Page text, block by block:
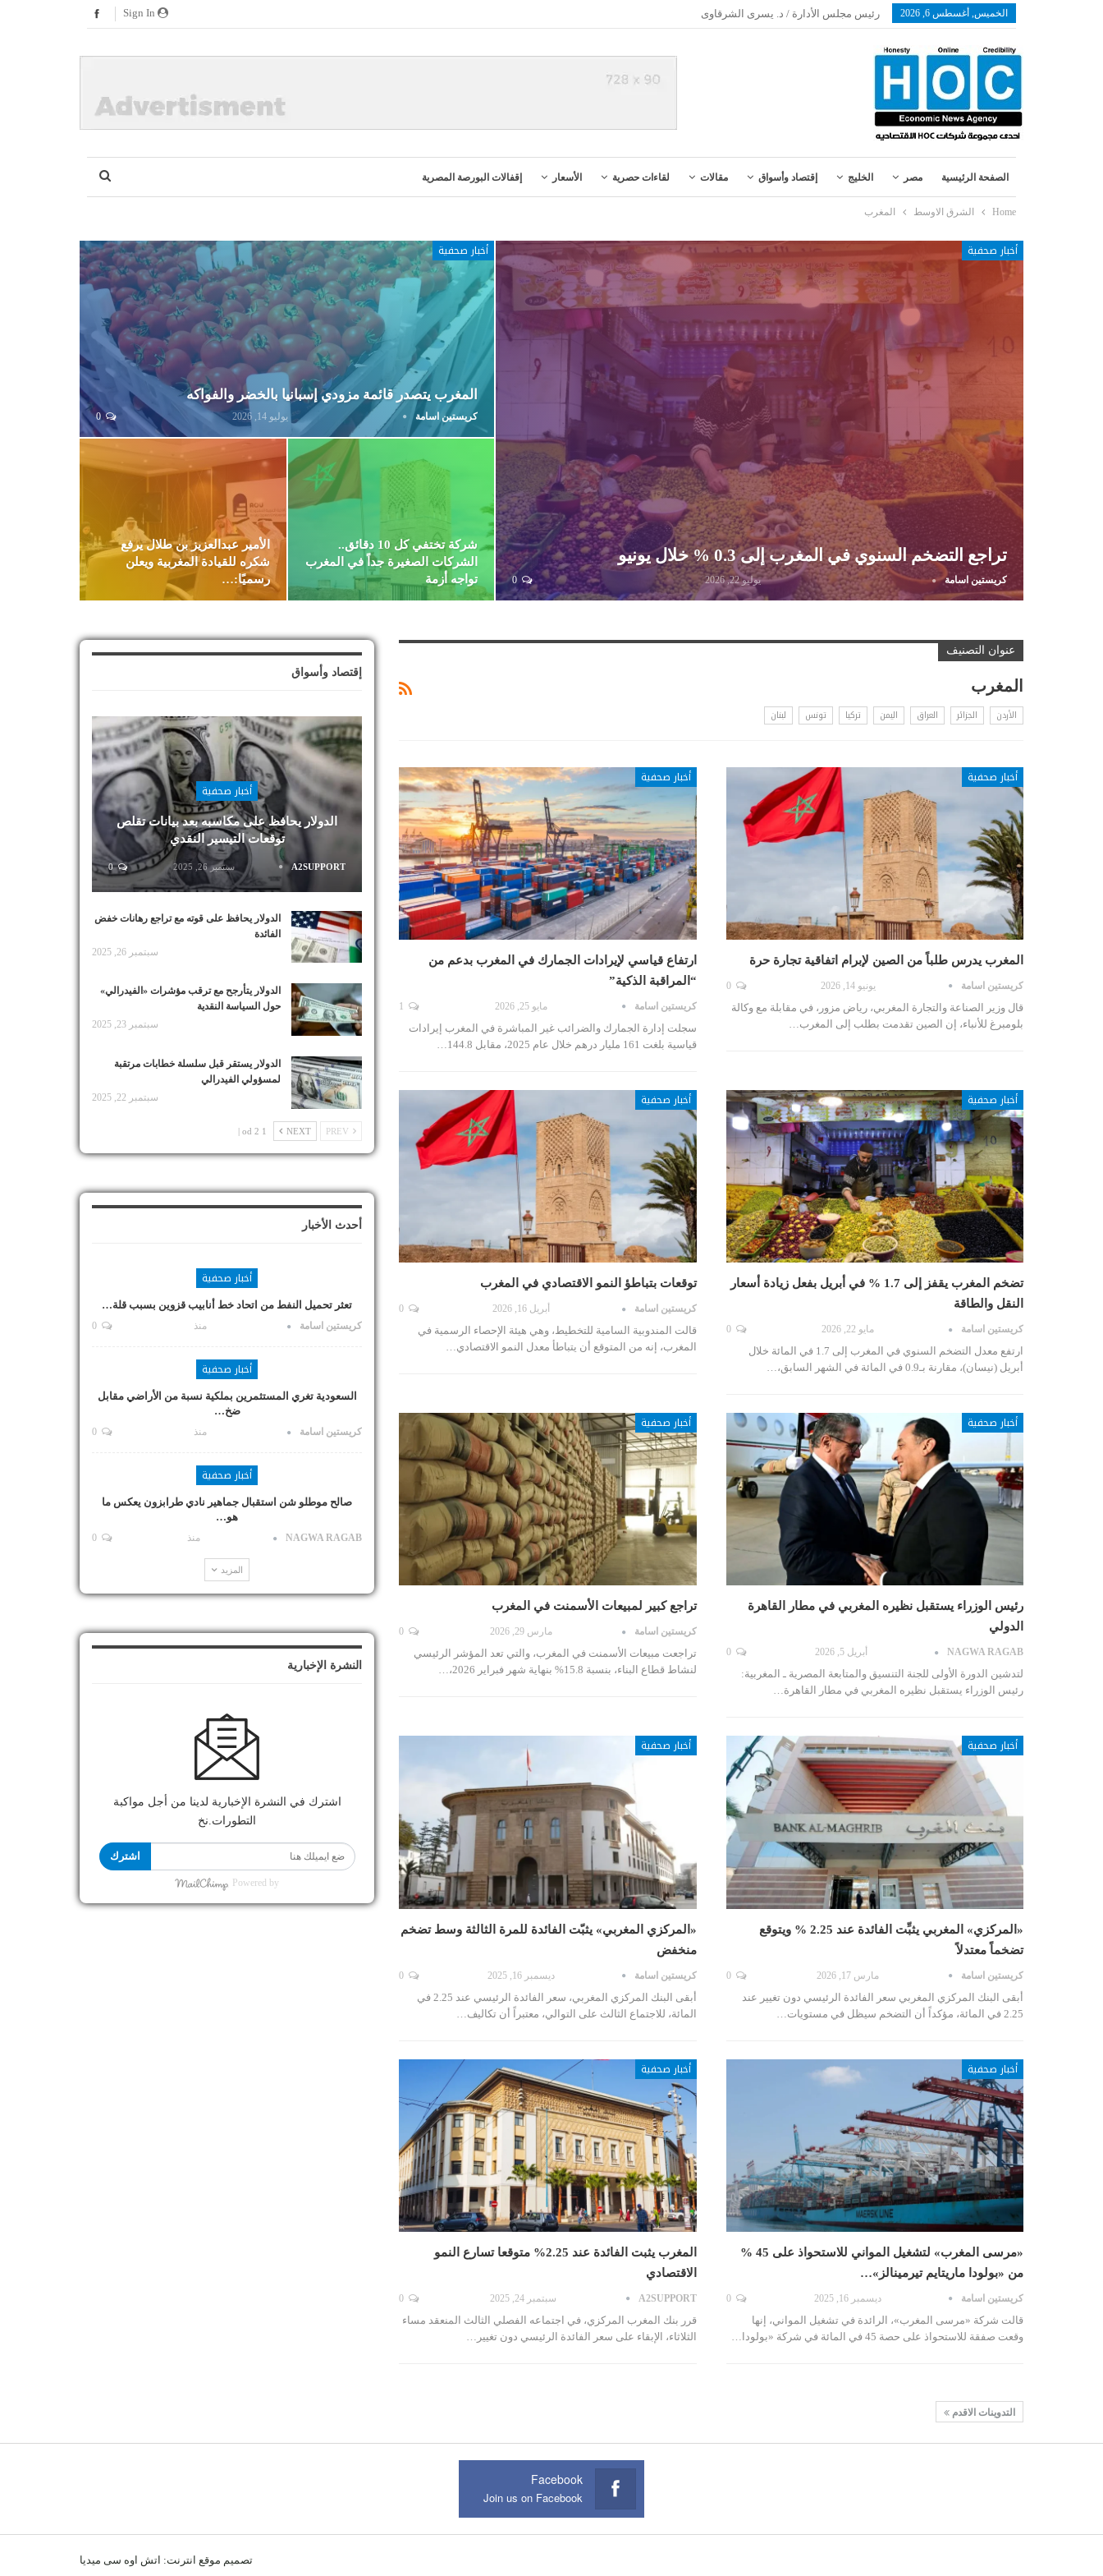
الخميس, أغسطس 6, 2026 رئيس مجلس الأدارة / د. يسرى الشرقاوى
الصفحة الرئيسية مصر الخليج إقتصاد وأسواق مقالات لقاءات حصرية الأسعار إقفالات البورصة المصرية
Home الشرق الاوسط المغرب
أخبار صحفية
تراجع التضخم السنوي في المغرب إلى 0.3 % خلال يونيو
كريستين اسامة يوليو 22, 2026
أخبار صحفية
المغرب يتصدر قائمة مزودي إسبانيا بالخضر والفواكه
كريستين اسامة يوليو 14, 2026
شركة تختفي كل 10 دقائق..
الشركات الصغيرة جداً في المغرب
تواجه أزمة
الأمير عبدالعزيز بن طلال يرفع
شكره للقيادة المغربية ويعلن
رسميًا:…
عنوان التصنيف
المغرب
الأردن الجزائر العراق اليمن تركيا تونس لبنان
أخبار صحفية
المغرب يدرس طلباً من الصين لإبرام اتفاقية تجارة حرة
كريستين اسامة يونيو 14, 2026 0
قال وزير الصناعة والتجارة المغربي، رياض مزور، في مقابلة مع وكالة
بلومبرغ للأنباء، إن الصين تقدمت بطلب إلى المغرب…
أخبار صحفية
ارتفاع قياسي لإيرادات الجمارك في المغرب بدعم من
“المراقبة الذكية”
كريستين اسامة مايو 25, 2026
سجلت إدارة الجمارك والضرائب غير المباشرة في المغرب إيرادات
قياسية بلغت 161 مليار درهم خلال عام 2025، مقابل 144.8…
أخبار صحفية
تضخم المغرب يقفز إلى 1.7 % في أبريل بفعل زيادة أسعار
النقل والطاقة
كريستين اسامة مايو 22, 2026 0
ارتفع معدل التضخم السنوي في المغرب إلى 1.7 في المائة خلال
أبريل (نيسان)، مقارنة بـ0.9 في المائة في الشهر السابق،…
أخبار صحفية
توقعات بتباطؤ النمو الاقتصادي في المغرب
كريستين اسامة أبريل 16, 2026
قالت المندوبية السامية للتخطيط، وهي هيئة الإحصاء الرسمية في
المغرب، إنه من المتوقع أن يتباطأ معدل النمو الاقتصادي…
أخبار صحفية
رئيس الوزراء يستقبل نظيره المغربي في مطار القاهرة
الدولي
NAGWA RAGAB أبريل 5, 2026 0
لتدشين الدورة الأولى للجنة التنسيق والمتابعة المصرية ـ المغربية:
رئيس الوزراء يستقبل نظيره المغربي في مطار القاهرة…
أخبار صحفية
تراجع كبير لمبيعات الأسمنت في المغرب
كريستين اسامة مارس 29, 2026
تراجعت مبيعات الأسمنت في المغرب، والتي تعد المؤشر الرئيسي
لنشاط قطاع البناء، بنسبة 15.8% بنهاية شهر فبراير 2026،…
أخبار صحفية
«المركزي» المغربي يثبِّت الفائدة عند 2.25 % ويتوقع
تضخماً معتدلاً
كريستين اسامة مارس 17, 2026 0
أبقى البنك المركزي المغربي سعر الفائدة الرئيسي دون تغيير عند
2.25 في المائة، مؤكداً أن التضخم سيظل في مستويات…
أخبار صحفية
«المركزي المغربي» يثبّت الفائدة للمرة الثالثة وسط تضخم
منخفض
كريستين اسامة ديسمبر 16, 2025
أبقى البنك المركزي المغربي، سعر الفائدة الرئيسي عند 2.25 في
المائة، للاجتماع الثالث على التوالي، معتبراً أن تكاليف…
أخبار صحفية
«مرسى المغرب» لتشغيل المواني للاستحواذ على 45 %
من «بولودا ماريتايم تيرمينالز»…
كريستين اسامة ديسمبر 16, 2025 0
قالت شركة «مرسى المغرب»، الرائدة في تشغيل المواني، إنها
وقعت صفقة للاستحواذ على حصة 45 في المائة في شركة «بولودا…
أخبار صحفية
المغرب يثبت الفائدة عند 2.25% متوقعا تسارع النمو
الاقتصادي
A2SUPPORT سبتمبر 24, 2025
قرر بنك المغرب المركزي، في اجتماعه الفصلي الثالث المنعقد مساء
الثلاثاء، الإبقاء على سعر الفائدة الرئيسي دون تغيير…
التدوينات الاقدم
إقتصاد وأسواق
أخبار صحفية
الدولار يحافظ على مكاسبه بعد بيانات تقلص
توقعات التيسير النقدي
A2SUPPORT سبتمبر 26, 2025 0
الدولار يحافظ على قوته مع تراجع رهانات خفض
الفائدة
سبتمبر 26, 2025
الدولار يتأرجح مع ترقب مؤشرات «الفيدرالي»
حول السياسة النقدية
سبتمبر 23, 2025
الدولار يستقر قبل سلسلة خطابات مرتقبة
لمسؤولي الفيدرالي
سبتمبر 22, 2025
NEXT
1 od 2 |
أحدث الأخبار
أخبار صحفية
تعثر تحميل النفط من اتحاد خط أنابيب قزوين بسبب قلة…
كريستين اسامة منذ
أخبار صحفية
السعودية تغري المستثمرين بملكية نسبة من الأراضي مقابل
ضخ…
كريستين اسامة منذ
أخبار صحفية
صالح موطلو شن استقبال جماهير نادي طرابزون يعكس ما
هو…
NAGWA RAGAB منذ
المزيد
النشرة الإخبارية
اشترك في النشرة الإخبارية لدينا من أجل مواكبة
التطورات.نخ
اشترك
Powered by
Facebook
Join us on Facebook
تصميم موقع انترنت: اتش اوه سى ميديا